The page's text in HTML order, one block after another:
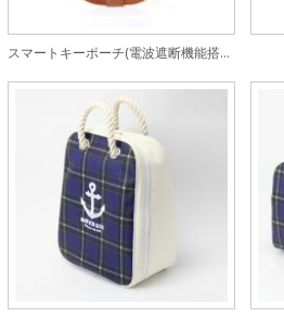
スマートキーポーチ(電波遮断機能搭載タイプ)